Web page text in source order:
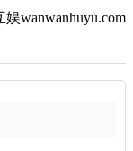
wanwanhuyu.com